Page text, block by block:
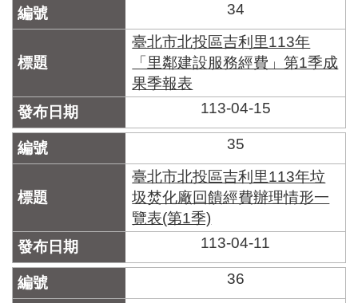
34
臺北市北投區吉利里113年
「里鄰建設服務經費」第1季成
果季報表
113-04-15
35
臺北市北投區吉利里113年垃
圾焚化廠回饋經費辦理情形一
覽表(第1季)
113-04-11
36